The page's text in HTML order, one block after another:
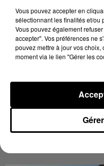
Encore de
Radio Intensité cet
Vous pouvez accepter en
sélectionnant les finalités et/ou
Vous pouvez également
accepter". Vos préférences ne
pouvez mettre à jour vos
moment via le lien "Gérer les